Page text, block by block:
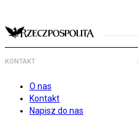
KONTAKT
O nas
Kontakt
Napisz do nas